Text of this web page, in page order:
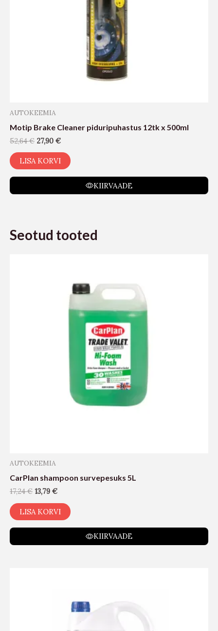
AUTOKEEMIA
Motip Brake Cleaner piduripuhastus 12tk x 500ml
52,64€ 27,90 €
LISA KORVI
KIIRVAADE
Seotud tooted
AUTOKEEMIA
CarPlan shampoon survepesuks 5L
17,24€ 13,79 €
LISA KORVI
KIIRVAADE